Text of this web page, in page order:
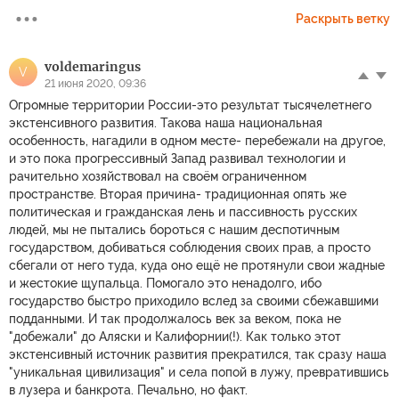
Раскрыть ветку
V voldemaringus
21 июня 2020, 09:36
Огромные территории России-это результат тысячелетнего
экстенсивного развития. Такова наша национальная
особенность, нагадили в одном месте- перебежали на другое,
и это пока прогрессивный Запад развивал технологии и
рачительно хозяйствовал на своём ограниченном
пространстве. Вторая причина- традиционная опять же
политическая и гражданская лень и пассивность русских
людей, мы не пытались бороться с нашим деспотичным
государством, добиваться соблюдения своих прав, а просто
сбегали от него туда, куда оно ещё не протянули свои жадные
и жестокие щупальца. Помогало это ненадолго, ибо
государство быстро приходило вслед за своими сбежавшими
подданными. И так продолжалось век за веком, пока не
"добежали" до Аляски и Калифорнии(!). Как только этот
экстенсивный источник развития прекратился, так сразу наша
"уникальная цивилизация" и села попой в лужу, превратившись
в лузера и банкрота. Печально, но факт.